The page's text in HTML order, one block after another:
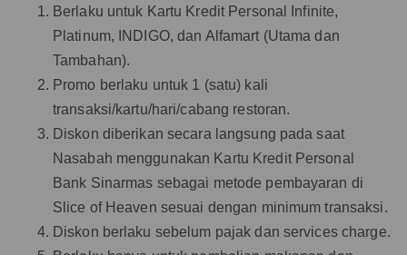
Berlaku untuk Kartu Kredit Personal Infinite,
Platinum, INDIGO, dan Alfamart (Utama dan
Tambahan).
Promo berlaku untuk 1 (satu) kali
transaksi/kartu/hari/cabang restoran.
Diskon diberikan secara langsung pada saat
Nasabah menggunakan Kartu Kredit Personal
Bank Sinarmas sebagai metode pembayaran di
Slice of Heaven sesuai dengan minimum transaksi.
Diskon berlaku sebelum pajak dan services charge.